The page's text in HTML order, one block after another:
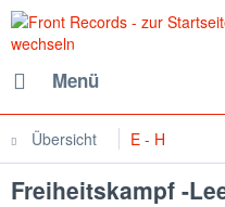
Menü
Übersicht E - H
Freiheitskampf -